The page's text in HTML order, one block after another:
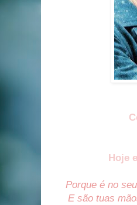
Hoje
Porque é no
E são tuas